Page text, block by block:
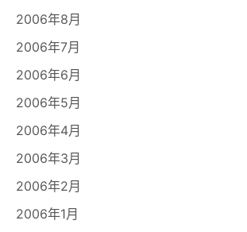
2006年8月
2006年7月
2006年6月
2006年5月
2006年4月
2006年3月
2006年2月
2006年1月